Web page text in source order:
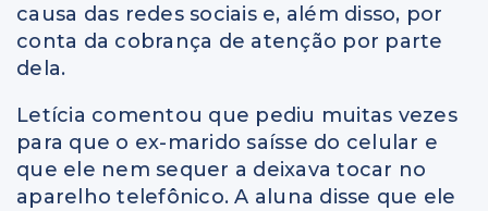
causa das redes sociais e, além disso, por
conta da cobrança de atenção por parte
dela.
Letícia comentou que pediu muitas vezes
para que o ex-marido saísse do celular e
que ele nem sequer a deixava tocar no
aparelho telefônico. A aluna disse que ele